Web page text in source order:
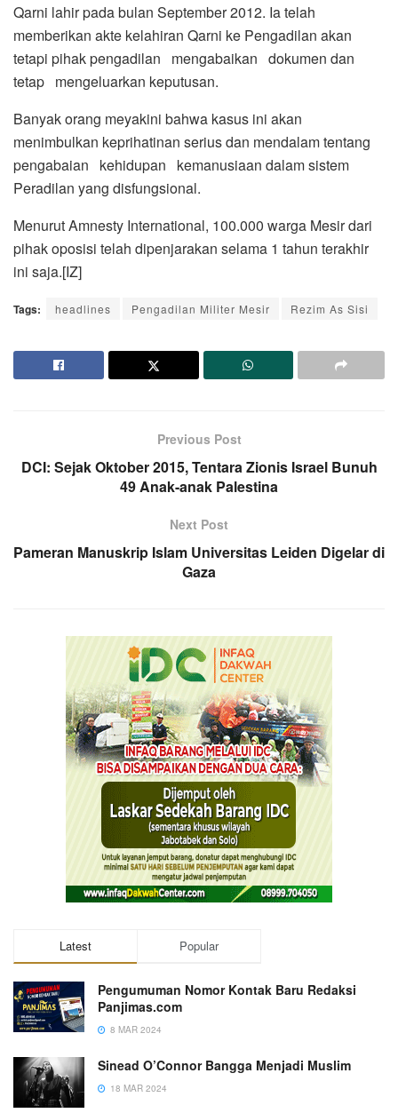
Qarni lahir pada bulan September 2012. Ia telah
memberikan akte kelahiran Qarni ke Pengadilan akan
tetapi pihak pengadilan mengabaikan dokumen dan
tetap mengeluarkan keputusan.
Banyak orang meyakini bahwa kasus ini akan
menimbulkan keprihatinan serius dan mendalam tentang
pengabaian kehidupan kemanusiaan dalam sistem
Peradilan yang disfungsional.
Menurut Amnesty International, 100.000 warga Mesir dari
pihak oposisi telah dipenjarakan selama 1 tahun terakhir
ini saja.[IZ]
Tags: headlines Pengadilan Militer Mesir Rezim As Sisi
Previous Post
DCI: Sejak Oktober 2015, Tentara Zionis Israel Bunuh
49 Anak-anak Palestina
Next Post
Pameran Manuskrip Islam Universitas Leiden Digelar di
Gaza
Latest Popular
Pengumuman Nomor Kontak Baru Redaksi
Panjimas.com
8 MAR 2024
Sinead O’Connor Bangga Menjadi Muslim
18 MAR 2024